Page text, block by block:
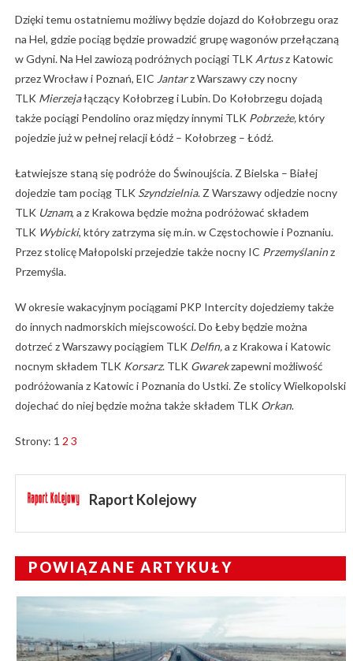
Dzięki temu ostatniemu możliwy będzie dojazd do Kołobrzegu oraz
na Hel, gdzie pociąg będzie prowadzić grupę wagonów przełączaną
w Gdyni. Na Hel zawiozą podróżnych pociągi TLKArtusz Katowic
przez Wrocław i Poznań, EIC Jantarz Warszawy czy nocny
TLK Mierzejałączący Kołobrzeg i Lubin. Do Kołobrzegu dojadą
także pociągi Pendolino oraz między innymi TLK Pobrzeże,który
pojedzie już w pełnej relacji Łódź – Kołobrzeg – Łódź.
Łatwiejsze staną się podróże do Świnoujścia. Z Bielska – Białej
dojedzie tam pociąg TLK Szyndzielnia. Z Warszawy odjedzie nocny
TLK Uznam, a z Krakowa będzie można podróżować składem
TLK Wybicki, który zatrzyma się m.in. w Częstochowie i Poznaniu.
Przez stolicę Małopolski przejedzie także nocny IC Przemyślaninz
Przemyśla.
W okresie wakacyjnym pociągami PKP Intercity dojedziemy także
do innych nadmorskich miejscowości. Do Łeby będzie można
dotrzeć z Warszawy pociągiem TLK Delfin,a z Krakowa i Katowic
nocnym składem TLK Korsarz. TLK Gwarekzapewni możliwość
podróżowania z Katowic i Poznania do Ustki. Ze stolicy Wielkopolski
dojechać do niej będzie można także składem TLK Orkan.
Strony: 1 2 3
Raport Kolejowy
POWIĄZANE ARTYKUŁY